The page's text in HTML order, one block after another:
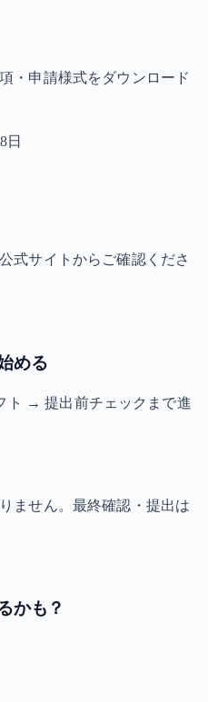
・申請様式をダウンロード
日
式サイトからご確認くださ
める
ト → 提出前チェックまで進
ません。最終確認・提出は
かも？